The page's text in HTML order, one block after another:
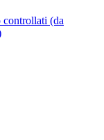
(da